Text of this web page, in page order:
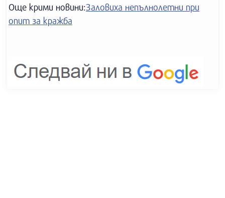
Още крими новини:Заловиха непълнолетни при
опит за кражба